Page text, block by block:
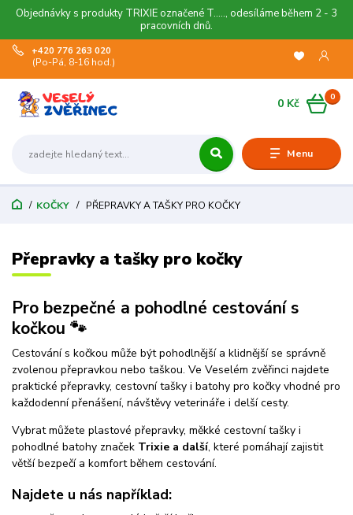
Objednávky s produkty TRIXIE označené T....., odesíláme během 2 - 3
pracovních dnů.
Menu
+420 776 263 020
(Po-Pá, 8-16 hod.)
0
0 Kč
KOČKY PŘEPRAVKY A TAŠKY PRO KOČKY
Přepravky a tašky pro kočky
Pro bezpečné a pohodlné cestování s
kočkou 🐾
Cestování s kočkou může být pohodlnější a klidnější se správně
zvolenou přepravkou nebo taškou. Ve Veselém zvěřinci najdete
praktické přepravky, cestovní tašky i batohy pro kočky vhodné pro
každodenní přenášení, návštěvy veterináře i delší cesty.
Vybrat můžete plastové přepravky, měkké cestovní tašky i
pohodlné batohy značek Trixie a další, které pomáhají zajistit
větší bezpečí a komfort během cestování.
Najdete u nás například: